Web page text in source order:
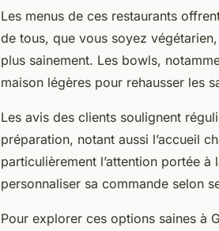
Les menus de ces restaurants
de tous, que vous soyez
plus sainement. Les bowls,
maison légères pour rehausser les
Les avis des clients soulignent
préparation, notant aussi l’accueil
particulièrement l’attention portée
personnaliser sa commande selon
Pour explorer ces options saines à